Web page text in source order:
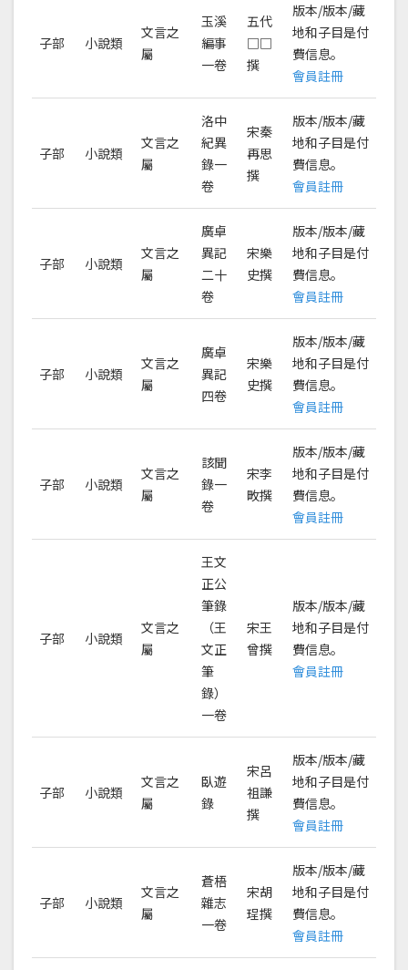
子部 小說類
文言之
屬
玉溪
編事
一卷
五代
□□
撰
版本/版本/藏
地和子目是付
費信息。
會員註冊
子部 小說類
文言之
屬
洛中
紀異
錄一
卷
宋秦
再思
撰
版本/版本/藏
地和子目是付
費信息。
會員註冊
子部 小說類
文言之
屬
廣卓
異記
二十
卷
宋樂
史撰
版本/版本/藏
地和子目是付
費信息。
會員註冊
子部 小說類
文言之
屬
廣卓
異記
四卷
宋樂
史撰
版本/版本/藏
地和子目是付
費信息。
會員註冊
子部 小說類
文言之
屬
該聞
錄一
卷
宋李
畋撰
版本/版本/藏
地和子目是付
費信息。
會員註冊
子部 小說類
文言之
屬
王文
正公
筆錄
（王
文正
筆
錄）
一卷
宋王
曾撰
版本/版本/藏
地和子目是付
費信息。
會員註冊
子部 小說類
文言之
屬
臥遊
錄
宋呂
祖謙
撰
版本/版本/藏
地和子目是付
費信息。
會員註冊
子部 小說類
文言之
屬
蒼梧
雜志
一卷
宋胡
珵撰
版本/版本/藏
地和子目是付
費信息。
會員註冊